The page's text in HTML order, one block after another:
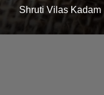
Shruti Vilas Kadam